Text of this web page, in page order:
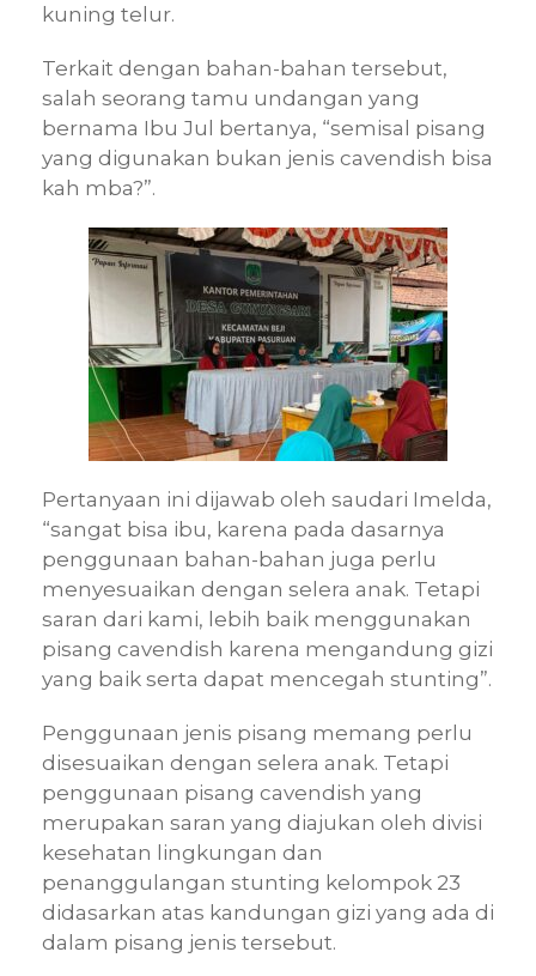
kuning telur.
Terkait dengan bahan-bahan tersebut,
salah seorang tamu undangan yang
bernama Ibu Jul bertanya, “semisal pisang
yang digunakan bukan jenis cavendish bisa
kah mba?”.
Pertanyaan ini dijawab oleh saudari Imelda,
“sangat bisa ibu, karena pada dasarnya
penggunaan bahan-bahan juga perlu
menyesuaikan dengan selera anak. Tetapi
saran dari kami, lebih baik menggunakan
pisang cavendish karena mengandung gizi
yang baik serta dapat mencegah stunting”.
Penggunaan jenis pisang memang perlu
disesuaikan dengan selera anak. Tetapi
penggunaan pisang cavendish yang
merupakan saran yang diajukan oleh divisi
kesehatan lingkungan dan
penanggulangan stunting kelompok 23
didasarkan atas kandungan gizi yang ada di
dalam pisang jenis tersebut.